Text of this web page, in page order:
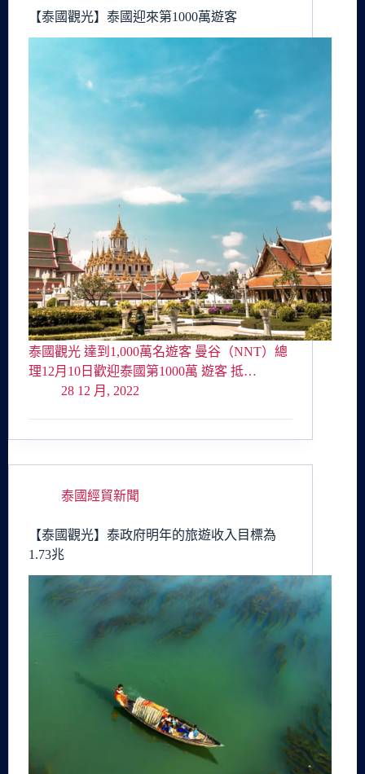
【泰國觀光】泰國迎來第1000萬遊客
泰國觀光 達到1,000萬名遊客 曼谷（NNT）總
理12月10日歡迎泰國第1000萬 遊客 抵…
28 12 月, 2022
泰國經貿新聞
【泰國觀光】泰政府明年的旅遊收入目標為
1.73兆